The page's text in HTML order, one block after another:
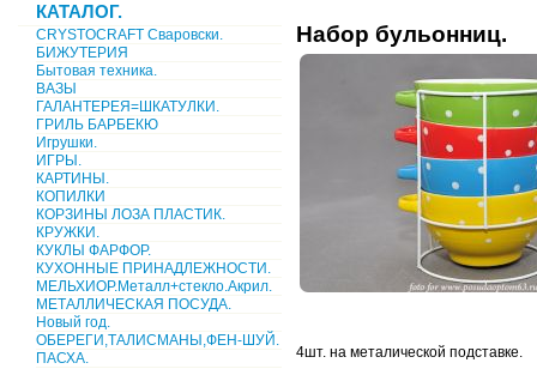
КАТАЛОГ.
CRYSTOCRAFT Сваровски.
БИЖУТЕРИЯ
Бытовая техника.
ВАЗЫ
ГАЛАНТЕРЕЯ=ШКАТУЛКИ.
ГРИЛЬ БАРБЕКЮ
Игрушки.
ИГРЫ.
КАРТИНЫ.
КОПИЛКИ
КОРЗИНЫ ЛОЗА ПЛАСТИК.
КРУЖКИ.
КУКЛЫ ФАРФОР.
КУХОННЫЕ ПРИНАДЛЕЖНОСТИ.
МЕЛЬХИОР.Металл+стекло.Акрил.
МЕТАЛЛИЧЕСКАЯ ПОСУДА.
Новый год.
ОБЕРЕГИ,ТАЛИСМАНЫ,ФЕН-ШУЙ.
ПАСХА.
Набор бульонниц.
4шт. на металической подставке.